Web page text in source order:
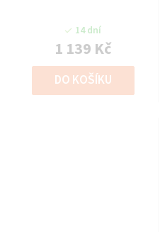
14 dní
1 139 Kč
DO KOŠÍKU